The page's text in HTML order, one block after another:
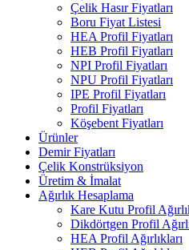
Çelik Hasır Fiyatları
Boru Fiyat Listesi
HEA Profil Fiyatları
HEB Profil Fiyatları
NPI Profil Fiyatları
NPU Profil Fiyatları
IPE Profil Fiyatları
Profil Fiyatları
Köşebent Fiyatları
Ürünler
Demir Fiyatları
Çelik Konstrüksiyon
Üretim & İmalat
Ağırlık Hesaplama
Kare Kutu Profil
Dikdörtgen Profil
HEA Profil Ağırlıkları